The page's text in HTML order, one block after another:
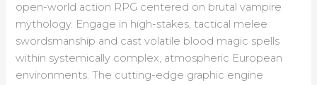
open-world action RPG centered on brutal vampire
mythology. Engage in high-stakes, tactical melee
swordsmanship and cast volatile blood magic spells
within systemically complex, atmospheric European
environments. The cutting-edge graphic engine